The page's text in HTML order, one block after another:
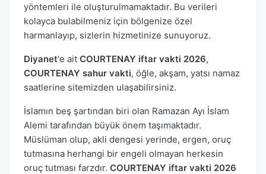
yöntemleri ile oluşturulmamaktadır. Bu verileri
kolayca bulabilmeniz için bölgenize özel
harmanlayıp, sizlerin hizmetinize sunuyoruz.
Diyanet'e ait COURTENAY iftar vakti 2026,
COURTENAY sahur vakti, öğle, akşam, yatsı namaz
saatlerine sitemizden ulaşabilirsiniz.
İslamın beş şartından biri olan Ramazan Ayı İslam
Alemi tarafından büyük önem taşımaktadır.
Müslüman olup, akli dengesi yerinde, ergen, oruç
tutmasına herhangi bir engeli olmayan herkesin
oruç tutması farzdır. COURTENAY iftar vakti 2026